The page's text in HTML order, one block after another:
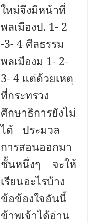
ใหม่จึงมีหน้าที่
พลเมืองป. 1- 2
-3- 4 ศีลธรรม
พลเมืองม 1- 2-
3- 4 แต่ด้วยเหตุ
ที่กระทรวง
ศึกษาธิการยังไม่
ได้ ประมวล
การสอนออกมา
ชั้นหนึ่งๆ จะให้
เรียนอะไรบ้าง
ข้อข้องใจอันนี้
ข้าพเจ้าได้อ่าน